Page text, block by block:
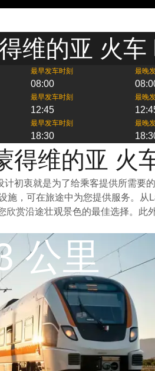
维的亚 火车
最早发车时刻
08:00
最晚
最早发车时刻
12:45
最晚
最早发车时刻
18:30
最晚
得维的亚 火
初衷就是为了给乘客提供所需要
，可在旅途中为您提供服务。
赏沿途壮观景色的最佳选择。此
公里